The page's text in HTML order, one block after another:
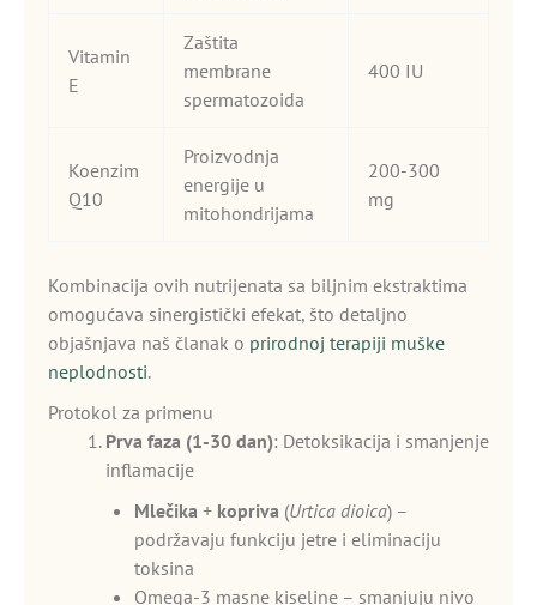
Vitamin
E
Zaštita
membrane
spermatozoida
400 IU
Koenzim
Q10
Proizvodnja
energije u
mitohondrijama
200-300
mg
Kombinacija ovih nutrijenata sa biljnim ekstraktima
omogućava sinergistički efekat, što detaljno
objašnjava naš članak o prirodnoj terapiji muške
neplodnosti.
Protokol za primenu
Prva faza (1-30 dan): Detoksikacija i smanjenje
inflamacije
Mlečika + kopriva (Urtica dioica) –
podržavaju funkciju jetre i eliminaciju
toksina
Omega-3 masne kiseline – smanjuju nivo